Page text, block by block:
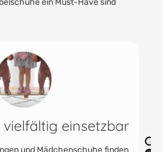
& hochwertige